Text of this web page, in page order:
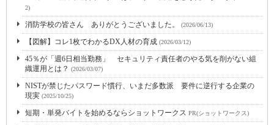
2)
消防学校の皆さん ありがとうございました。 (2026/06/13)
【図解】コレ1枚でわかるDX人材の育成 (2026/03/12)
45％が「週6日相当勤務」 セキュリティ責任者のやる気を削がない組
織運用とは？ (2026/03/07)
NISTが禁じたパスワード慣行、いまだ多数派 要件に逆行する企業の
現実 (2025/10/25)
短期・単発バイトを始めるならショットワークス PR(ショットワークス)